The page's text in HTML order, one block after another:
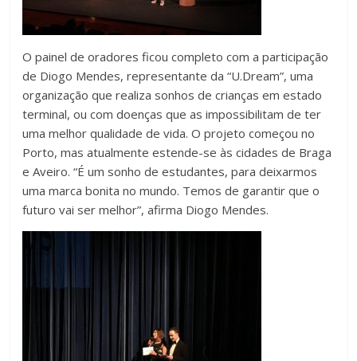
O painel de oradores ficou completo com a participação
de Diogo Mendes, representante da “U.Dream”, uma
organização que realiza sonhos de crianças em estado
terminal, ou com doenças que as impossibilitam de ter
uma melhor qualidade de vida. O projeto começou no
Porto, mas atualmente estende-se às cidades de Braga
e Aveiro. “É um sonho de estudantes, para deixarmos
uma marca bonita no mundo. Temos de garantir que o
futuro vai ser melhor”, afirma Diogo Mendes.